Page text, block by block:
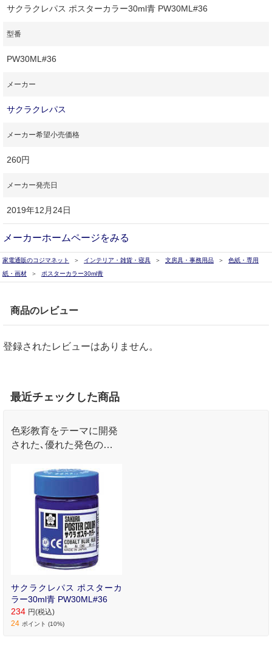
サクラクレパス ポスターカラー30ml青 PW30ML#36
型番
PW30ML#36
メーカー
サクラクレパス
メーカー希望小売価格
260円
メーカー発売日
2019年12月24日
メーカーホームページをみる
家電通販のコジマネット インテリア・雑貨・寝具 文房具・事務用品
色紙・専用
紙・画材
ポスターカラー30ml青
商品のレビュー
登録されたレビューはありません。
最近チェックした商品
色彩教育をテーマに開発
された､優れた発色のポ
サクラクレパス ポスターカ
ラー30ml青 PW30ML#36
234 円(税込)
24 ポイント (10%)